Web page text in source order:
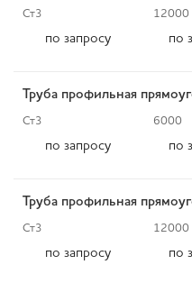
Ст3 12000
по запросу по
Труба профильная
Ст3 6000
по запросу по
Труба профильная
Ст3 12000
по запросу по